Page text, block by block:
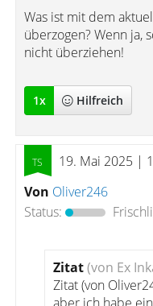
Was ist mit dem
überzogen? Wenn ja,
nicht überziehen!
1x Hilfreich
19. Mai 2025 |
Von Oliver246
Status:
Zitat(von Ex
Zitat (von